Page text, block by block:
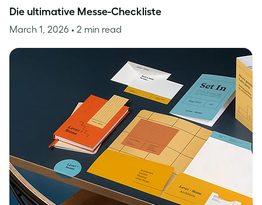
Die ultimative Messe-Checkliste
March 1, 2026 • 2 min read